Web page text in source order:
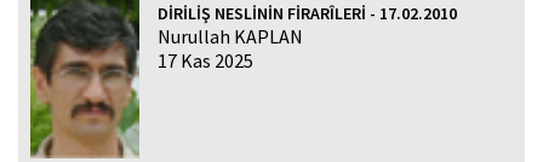
DİRİLİŞ NESLİNİN FİRARÎLERİ - 17.02.2010
Nurullah KAPLAN
17 Kas 2025